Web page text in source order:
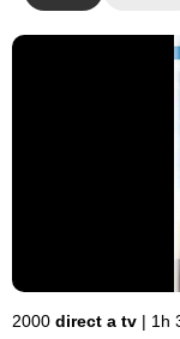
2000 direct a tv | 1h